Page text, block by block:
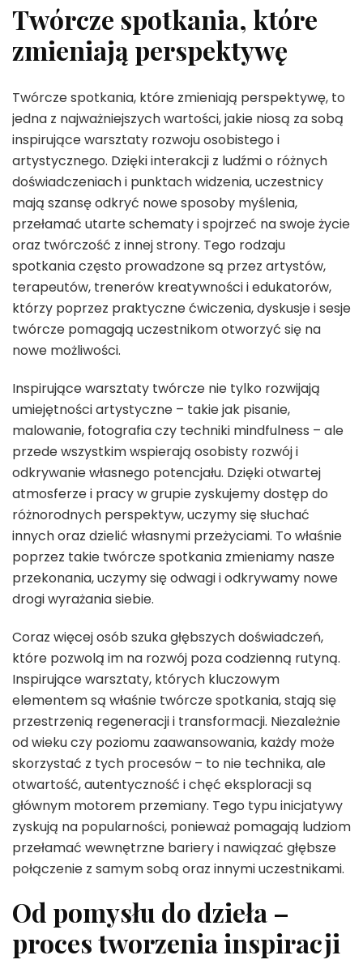
Twórcze spotkania, które
zmieniają perspektywę
Twórcze spotkania, które zmieniają perspektywę, to
jedna z najważniejszych wartości, jakie niosą za sobą
inspirujące warsztaty rozwoju osobistego i
artystycznego. Dzięki interakcji z ludźmi o różnych
doświadczeniach i punktach widzenia, uczestnicy
mają szansę odkryć nowe sposoby myślenia,
przełamać utarte schematy i spojrzeć na swoje życie
oraz twórczość z innej strony. Tego rodzaju
spotkania często prowadzone są przez artystów,
terapeutów, trenerów kreatywności i edukatorów,
którzy poprzez praktyczne ćwiczenia, dyskusje i sesje
twórcze pomagają uczestnikom otworzyć się na
nowe możliwości.
Inspirujące warsztaty twórcze nie tylko rozwijają
umiejętności artystyczne – takie jak pisanie,
malowanie, fotografia czy techniki mindfulness – ale
przede wszystkim wspierają osobisty rozwój i
odkrywanie własnego potencjału. Dzięki otwartej
atmosferze i pracy w grupie zyskujemy dostęp do
różnorodnych perspektyw, uczymy się słuchać
innych oraz dzielić własnymi przeżyciami. To właśnie
poprzez takie twórcze spotkania zmieniamy nasze
przekonania, uczymy się odwagi i odkrywamy nowe
drogi wyrażania siebie.
Coraz więcej osób szuka głębszych doświadczeń,
które pozwolą im na rozwój poza codzienną rutyną.
Inspirujące warsztaty, których kluczowym
elementem są właśnie twórcze spotkania, stają się
przestrzenią regeneracji i transformacji. Niezależnie
od wieku czy poziomu zaawansowania, każdy może
skorzystać z tych procesów – to nie technika, ale
otwartość, autentyczność i chęć eksploracji są
głównym motorem przemiany. Tego typu inicjatywy
zyskują na popularności, ponieważ pomagają ludziom
przełamać wewnętrzne bariery i nawiązać głębsze
połączenie z samym sobą oraz innymi uczestnikami.
Od pomysłu do dzieła –
proces tworzenia inspiracji